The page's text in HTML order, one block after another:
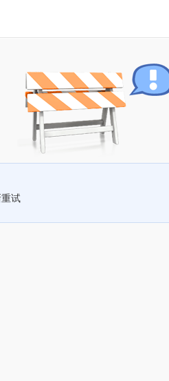
试